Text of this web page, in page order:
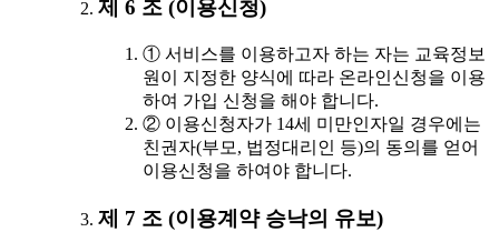
제 6 조 (이용신청)
① 서비스를 이용하고자 하는 자는 교육정보
원이 지정한 양식에 따라 온라인신청을 이용
하여 가입 신청을 해야 합니다.
② 이용신청자가 14세 미만인자일 경우에는
친권자(부모, 법정대리인 등)의 동의를 얻어
이용신청을 하여야 합니다.
제 7 조 (이용계약 승낙의 유보)